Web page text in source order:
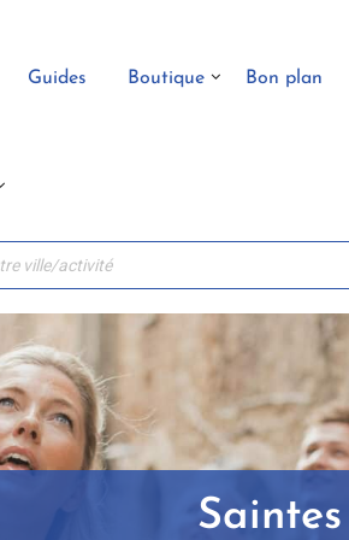
Guides Boutique Bon plan
Saintes